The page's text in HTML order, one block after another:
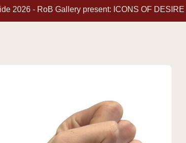
2026 - RoB Gallery present: ICONS OF DESIRE